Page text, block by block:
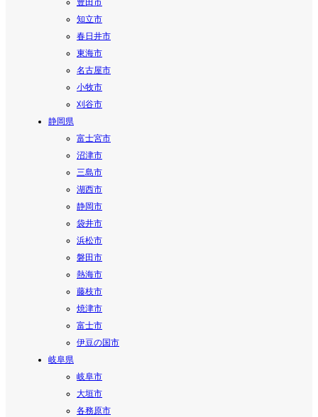
豊田市
知立市
春日井市
東海市
名古屋市
小牧市
刈谷市
静岡県
富士宮市
沼津市
三島市
湖西市
静岡市
袋井市
浜松市
磐田市
熱海市
藤枝市
焼津市
富士市
伊豆の国市
岐阜県
岐阜市
大垣市
各務原市